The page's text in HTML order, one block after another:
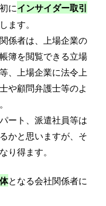
にインサイダー取引
ます。
係者は、上場企業の
簿を閲覧できる立場
、上場企業に法令上
や顧問弁護士等のよ
ート、派遣社員等は
かと思いますが、そ
り得ます。
となる会社関係者に